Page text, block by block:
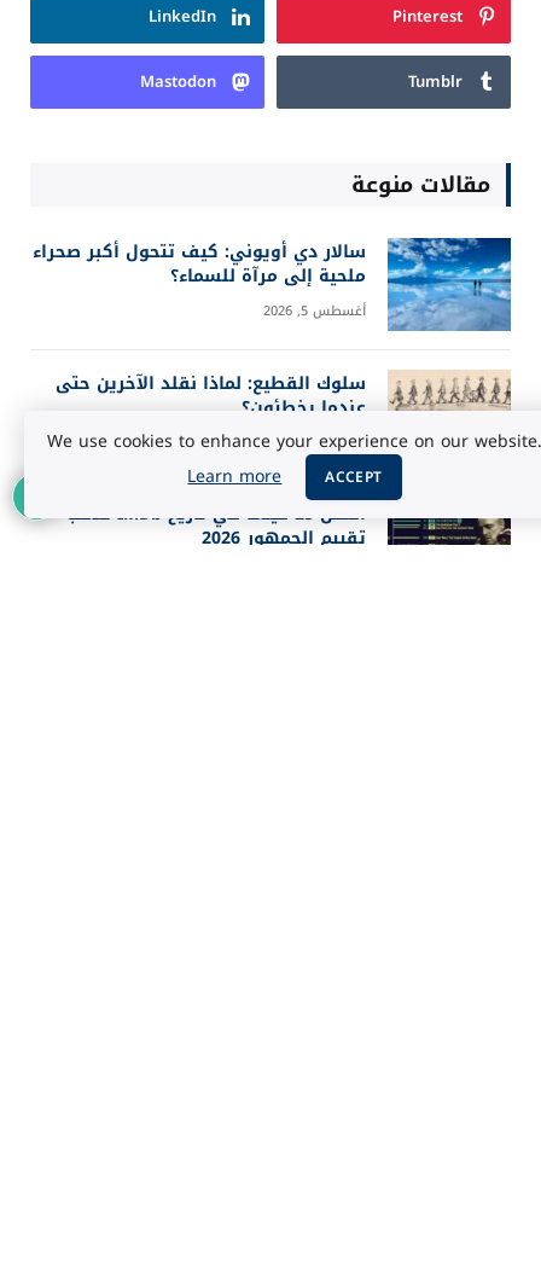
Pinterest
LinkedIn
Tumblr
Mastodon
مقالات منوعة
سالار دي أويوني: كيف تتحول أكبر صحراء
ملحية إلى مرآة للسماء؟
أغسطس 5, 2026
سلوك القطيع: لماذا نقلد الآخرين حتى
عندما يخطئون؟
أغسطس 5, 2026
أفضل 25 فيلماً في تاريخ IMDb حسب
تقييم الجمهور 2026
We use cookies to enhance your experience on our website.
Learn more
ACCEPT